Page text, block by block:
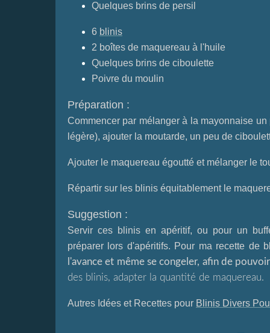
Quelques brins de persil
6 blinis
2 boîtes de maquereau à l'huile
Quelques brins de ciboulette
Poivre du moulin
Préparation :
Commencer par mélanger à la mayonnaise
légère), ajouter la moutarde, un peu de
Ajouter le maquereau égoutté et mélanger le
Répartir sur les blinis équitablement le
Suggestion :
Servir ces blinis en apéritif, ou pour un
préparer lors d'apéritifs. Pour ma recette de
l'avance et même se congeler, afin de
des blinis, adapter la quantité de maquereau.
Autres Idées et Recettes pour Blinis Divers